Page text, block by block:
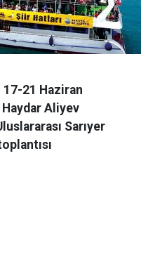
17-21 Haziran
Aliyev
Sarıyer